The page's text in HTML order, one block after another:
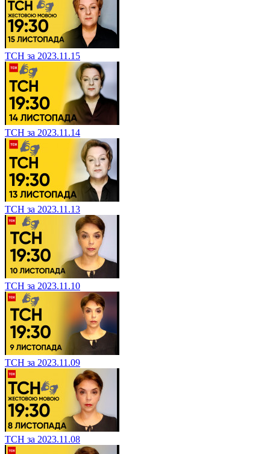
ТСН за 2023.11.15
ТСН за 2023.11.14
ТСН за 2023.11.13
ТСН за 2023.11.10
ТСН за 2023.11.09
ТСН за 2023.11.08